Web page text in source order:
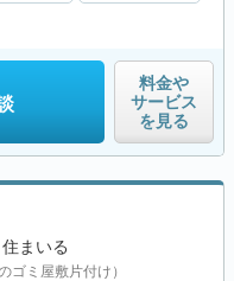
料金や
サービス
を見る
まいる
ゴミ屋敷片付け）